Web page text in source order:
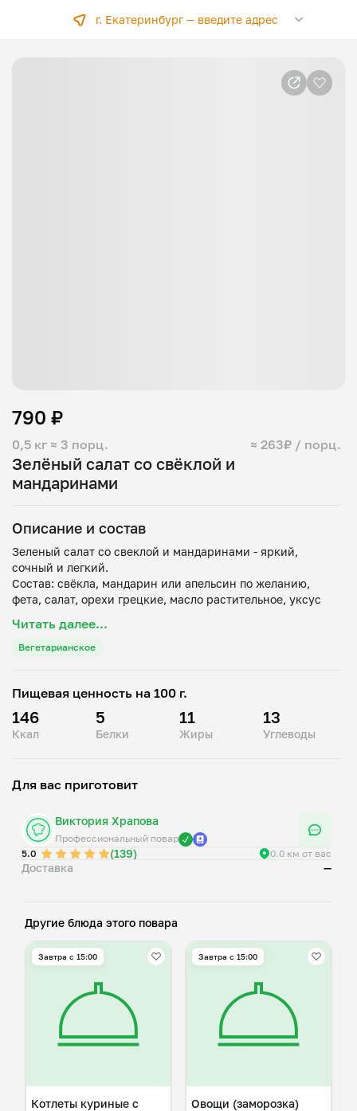
г. Екатеринбург —введите адрес
Зелёный салат со свëклой и
мандаринами
0,5 кг ≈ 3 порц. ≈ 263₽ / порц.
790 ₽
Описание и состав
Зеленый салат со свеклой и мандаринами - яркий,
сочный и легкий.
Состав: свёкла, мандарин или апельсин по желанию,
фета, салат, орехи грецкие, масло растительное, уксус
Читать далее...
Вегетарианское
Пищевая ценность на 100 г.
146
Ккал
5
Белки
11
Жиры
13
Углеводы
Для вас приготовит
Виктория Храпова
Профессиональный повар
5.0
(139) 0.0 км от вас
Доставка —
Другие блюда этого повара
Завтра c 15:00
Котлеты куриные с
Завтра c 15:00
Овощи (заморозка)